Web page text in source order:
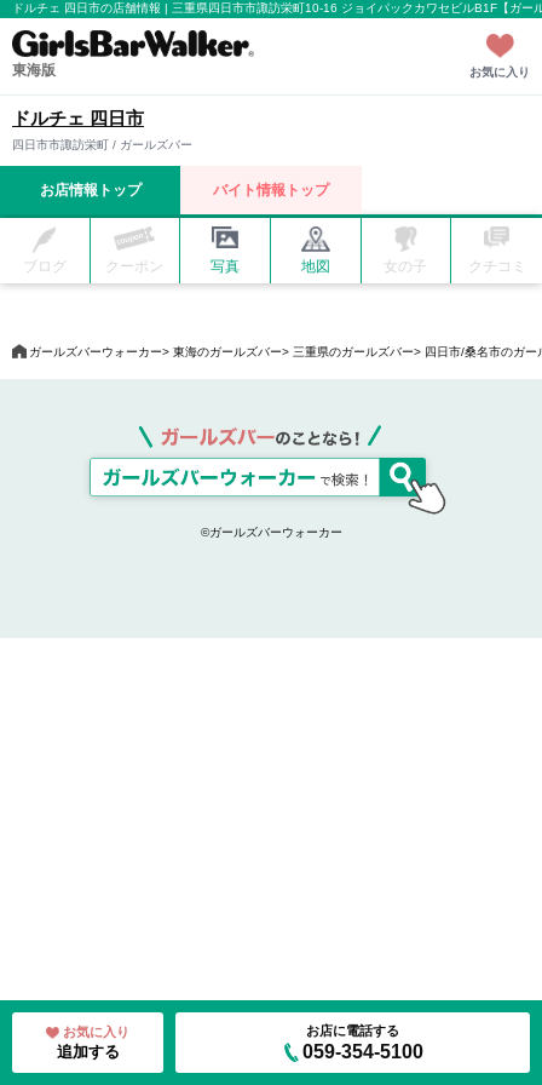
ドルチェ 四日市の店舗情報 | 三重県四日市市諏訪栄町10-16 ジョイパックカワセビルB1F【ガー
東海版 お気に入り
ドルチェ 四日市
四日市市諏訪栄町 / ガールズバー
お店情報トップ バイト情報トップ
ブログ クーポン 写真 地図 女の子 クチコミ
お気に入り
追加する
お店に電話する
059-354-5100
ガールズバーウォーカー 東海のガールズバー 三重県のガールズバー 四日市/桑名市のガー
©ガールズバーウォーカー